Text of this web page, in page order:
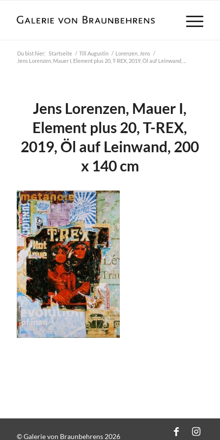
Du bist hier: Startseite / Till Augustin / Lorenzen, Jens /
Jens Lorenzen, Mauer I, Element plus 20, T-REX, 2019, Öl auf Leinwand, ...
Jens Lorenzen, Mauer I,
Element plus 20, T-REX,
2019, Öl auf Leinwand, 200
x 140 cm
© Galerie von Braunbehrens 2026